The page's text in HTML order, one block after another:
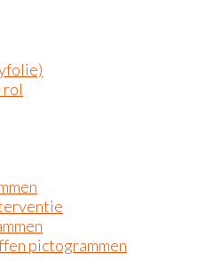
rol
pictogrammen